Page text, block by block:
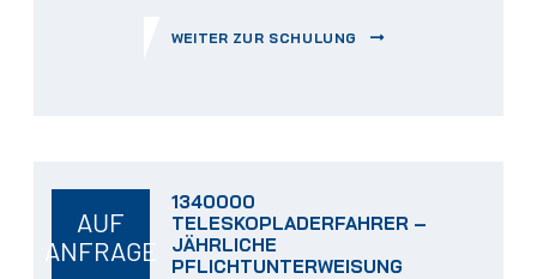
WEITER ZUR SCHULUNG
AUF
ANFRAGE
1340000
TELESKOPLADERFAHRER –
JÄHRLICHE
PFLICHTUNTERWEISUNG